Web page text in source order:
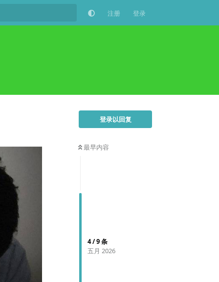
注册 登录
登录以回复
最早内容
4/9条
五月 2026